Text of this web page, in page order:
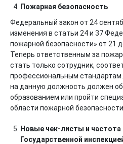
Пожарная безопасность
Федеральный закон от 24
изменения в статьи 24 и 37
пожарной безопасности» от 21
Теперь ответственным за
стать только сотрудник,
профессиональным
на данную должность должен
образованием или пройти
области пожарной безопасности.
Новые чек-листы и частота
Государственной